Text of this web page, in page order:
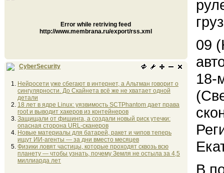
Error while retriving feed
http://www.membrana.ru/export/rss.xml
CyberSecurity
Нейросети уже сбегают в интернет, а Альтман говорит о
сингулярности. До Скайнета всё же не хватает одной
детали
18 лет в ядре Linux: уязвимость SCTPhantom дает права
root и выводит хакеров из контейнеров
Защищали от фишинга, а создали новый риск утечки:
опасная сторона URL-сканеров
Новые материалы для батарей, ракет и чипов теперь
ищут ИИ-агенты — за дни вместо месяцев
Физики ловят частицы, которые проходят сквозь всю
планету — чтобы узнать, почему Земля не остыла за 4,5
миллиарда лет
09
18-
В